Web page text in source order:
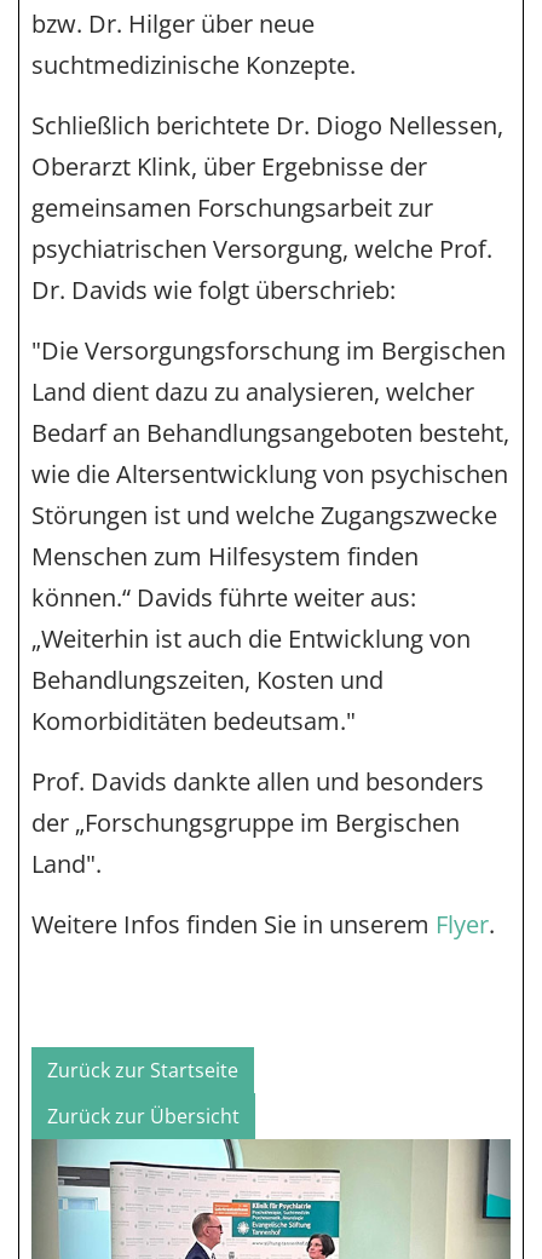
bzw. Dr. Hilger über neue
suchtmedizinische Konzepte.
Schließlich berichtete Dr. Diogo Nellessen,
Oberarzt Klink, über Ergebnisse der
gemeinsamen Forschungsarbeit zur
psychiatrischen Versorgung, welche Prof.
Dr. Davids wie folgt überschrieb:
"Die Versorgungsforschung im Bergischen
Land dient dazu zu analysieren, welcher
Bedarf an Behandlungsangeboten besteht,
wie die Altersentwicklung von psychischen
Störungen ist und welche Zugangszwecke
Menschen zum Hilfesystem finden
können.“ Davids führte weiter aus:
„Weiterhin ist auch die Entwicklung von
Behandlungszeiten, Kosten und
Komorbiditäten bedeutsam."
Prof. Davids dankte allen und besonders
der „Forschungsgruppe im Bergischen
Land".
Weitere Infos finden Sie in unserem Flyer.
Zurück zur Startseite
Zurück zur Übersicht